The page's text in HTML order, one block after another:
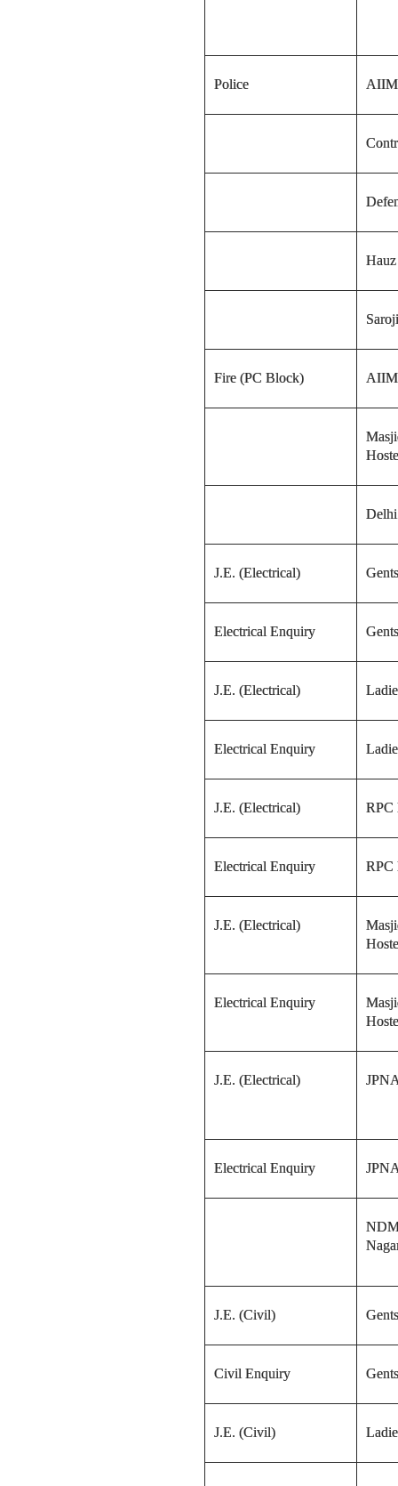
Police
Fire (PC Block)
J.E. (Electrical)
Electrical Enquiry
J.E. (Electrical)
Electrical Enquiry
J.E. (Electrical) RPC
Electrical Enquiry RPC
J.E. (Electrical)
Electrical Enquiry
J.E. (Electrical)
Electrical Enquiry
J.E. (Civil)
Civil Enquiry
J.E. (Civil)